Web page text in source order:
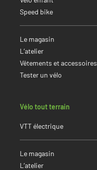
Speed bike
Le magasin
L’atelier
Vêtements et accessoires
Tester un vélo
Vélo tout terrain
VTT électrique
Le magasin
L’atelier